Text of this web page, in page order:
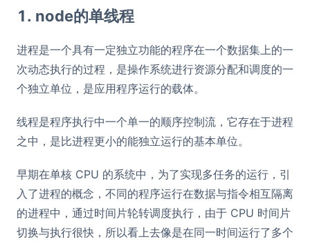
1. node的单线程
进程是一个具有一定独立功能的程序在一个数据集上的一
次动态执行的过程，是操作系统进行资源分配和调度的一
个独立单位，是应用程序运行的载体。
线程是程序执行中一个单一的顺序控制流，它存在于进程
之中，是比进程更小的能独立运行的基本单位。
早期在单核 CPU 的系统中，为了实现多任务的运行，引
入了进程的概念，不同的程序运行在数据与指令相互隔离
的进程中，通过时间片轮转调度执行，由于 CPU 时间片
切换与执行很快，所以看上去像是在同一时间运行了多个